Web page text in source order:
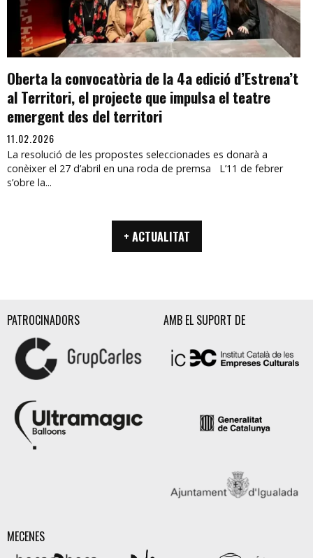
Oberta la convocatòria de la 4a edició d’Estrena’t
al Territori, el projecte que impulsa el teatre
emergent des del territori
11.02.2026
La resolució de les propostes seleccionades es donarà a
conèixer el 27 d’abril en una roda de premsa L’11 de febrer
s’obre la...
+ ACTUALITAT
PATROCINADORS AMB EL SUPORT DE
MECENES